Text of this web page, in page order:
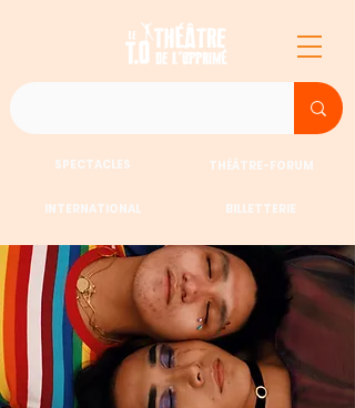
SPECTACLES THÉÂTRE-FORUM
INTERNATIONAL BILLETTERIE